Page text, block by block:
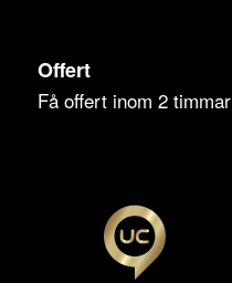
Offert
Få offert inom 2 timmar